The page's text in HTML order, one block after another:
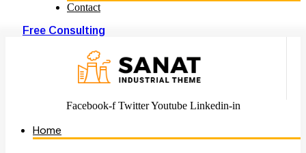
Contact
Free Consulting
Facebook-f Twitter Youtube Linkedin-in
Home